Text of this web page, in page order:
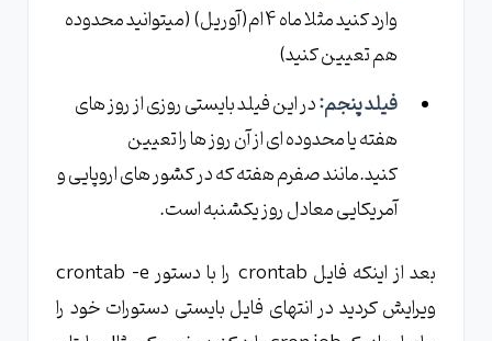
وارد کنید مثلا ماه 4 ام(آوریل) (میتوانید محدوده
هم تعیین کنید)
فیلد پنجم:در این فیلد بایستی روزی از روز های
هفته یا محدوده ای از آن روز ها را تعیین
کنید.مانند صفرم هفته که در کشور های اروپایی و
آمریکایی معادل روز یکشنبه است.
بعد از اینکه فایل crontab را با دستور crontab -e
ویرایش کردید در انتهای فایل بایستی دستورات خود را